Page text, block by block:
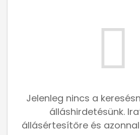
Jelenleg nincs a
álláshirdetésünk.
állásértesítőre és